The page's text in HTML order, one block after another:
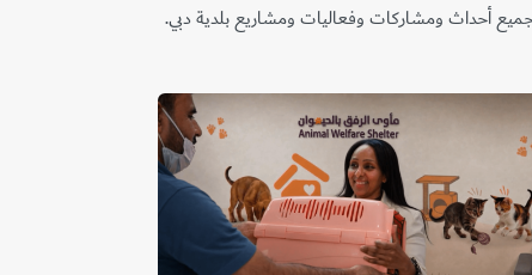
أحداث ومشاركات وفعاليات ومشاريع بلدية دبي.